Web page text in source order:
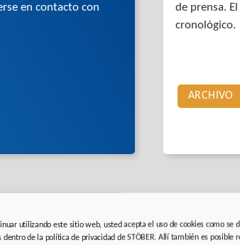
utilizando este sitio web, usted acepta el uso de cookies como se
dentro de la política de privacidad de STÖBER. Allí también es posible
en contacto con
de prensa.
cronológico.
ARCHIVO